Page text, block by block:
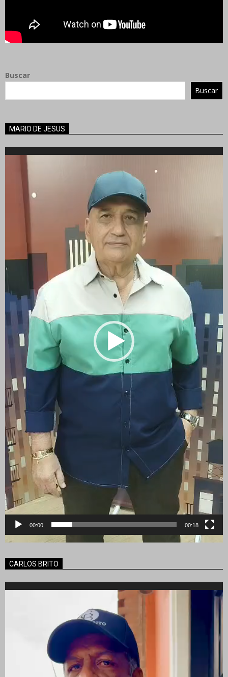
Buscar
Buscar
MARIO DE JESUS
Reproductor
00:00 00:18
CARLOS BRITO
Reproductor